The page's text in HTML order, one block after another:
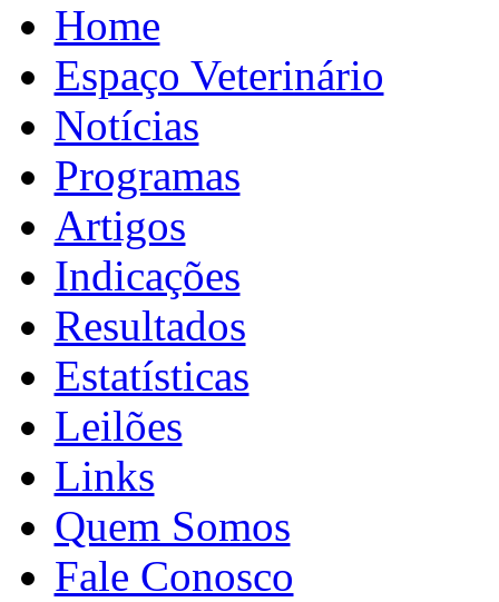
Home
Espaço Veterinário
Notícias
Programas
Artigos
Indicações
Resultados
Estatísticas
Leilões
Links
Quem Somos
Fale Conosco